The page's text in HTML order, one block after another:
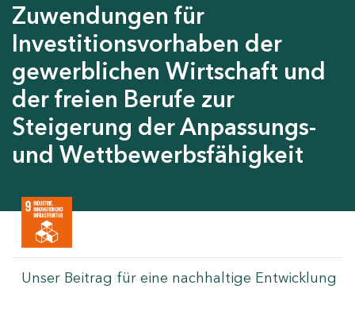
Zuwendungen für
Investitionsvorhaben der
gewerblichen Wirtschaft und
der freien Berufe zur
Steigerung der Anpassungs-
und Wettbewerbsfähigkeit
Unser Beitrag für eine nachhaltige Entwicklung